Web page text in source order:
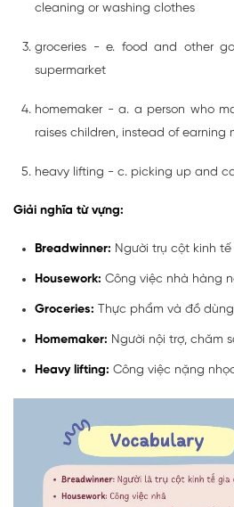
cleaning or washing clothes
groceries - e. food and other
supermarket
homemaker - a. a person who
raises children, instead of earning
heavy lifting - c. picking up and
Giải nghĩa từ vựng:
Breadwinner: Người trụ cột kinh
Housework: Công việc nhà hàng
Groceries: Thực phẩm và đồ
Homemaker: Người nội trợ, chăm
Heavy lifting: Công việc nặng